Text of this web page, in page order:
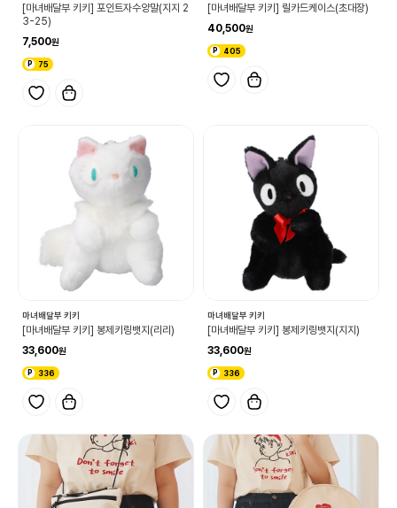
[마녀배달부 키키] 포인트자수양말(지지 2
3-25)
7,500
75
[마녀배달부 키키] 릴카드케이스(초대장)
40,500
405
마녀배달부 키키
[마녀배달부 키키] 봉제키링뱃지(리리)
33,600
336
마녀배달부 키키
[마녀배달부 키키] 봉제키링뱃지(지지)
33,600
336